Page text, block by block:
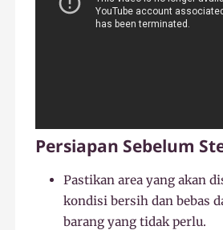
Persiapan Sebelum
Pastikan area yang akan
kondisi bersih dan bebas
barang yang tidak perlu.